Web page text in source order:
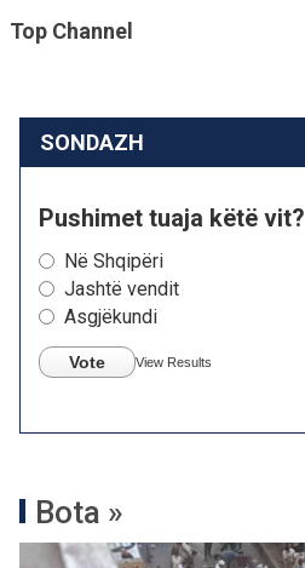
Top Channel
SONDAZH
Pushimet tuaja këtë vit?
Në Shqipëri
Jashtë vendit
Asgjëkundi
Vote View Results
Bota »